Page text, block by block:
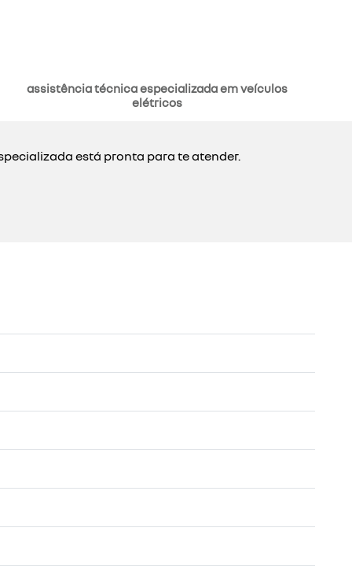
assistência técnica especializada em veículos
elétricos
está pronta para te atender.